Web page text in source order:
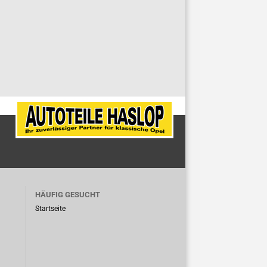
HÄUFIG GESUCHT
Startseite